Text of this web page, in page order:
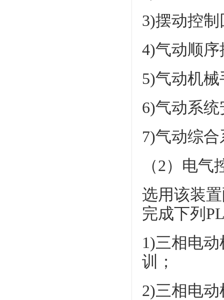
3)摆动控
4)气动顺
5)气动机
6)气动系
7)气动综
（2）电
选用该装
完成下列
1)三相电
训；
2)三相电